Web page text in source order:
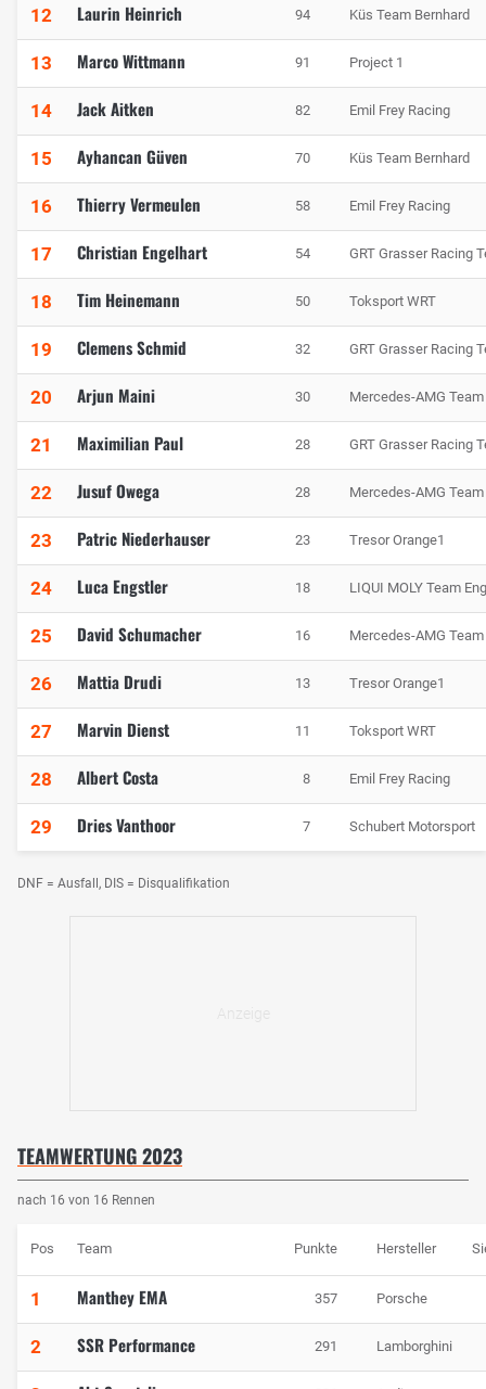
12 Laurin Heinrich 94 Küs Team Bernhard
13 Marco Wittmann 91 Project 1
14 Jack Aitken 82 Emil Frey Racing
15 Ayhancan Güven 70 Küs Team Bernhard
16 Thierry Vermeulen 58 Emil Frey Racing
17 Christian Engelhart 54 GRT Grasser Racing
18 Tim Heinemann 50 Toksport WRT
19 Clemens Schmid 32 GRT Grasser Racing
20 Arjun Maini 30 Mercedes-AMG Team
21 Maximilian Paul 28 GRT Grasser Racing
22 Jusuf Owega 28 Mercedes-AMG
23 Patric Niederhauser 23 Tresor Orange1
24 Luca Engstler 18 LIQUI MOLY Team
25 David Schumacher 16 Mercedes-AMG
26 Mattia Drudi 13 Tresor Orange1
27 Marvin Dienst 11 Toksport WRT
28 Albert Costa 8 Emil Frey Racing
29 Dries Vanthoor 7 Schubert Motorsport
DNF = Ausfall, DIS = Disqualifikation
TEAMWERTUNG 2023
nach 16 von 16 Rennen
Pos Team Punkte Hersteller
1 Manthey EMA 357 Porsche
2 SSR Performance 291 Lamborghini